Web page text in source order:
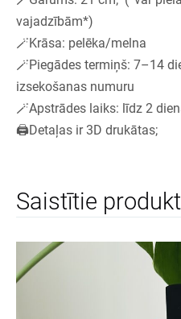
vajadzībām*)
🪄Krāsa: pelēka/melna
🪄Piegādes termiņš: 7–14
izsekošanas numuru
🪄Apstrādes laiks: līdz 2
🖨️Detaļas ir 3D drukātas;
Saistītie